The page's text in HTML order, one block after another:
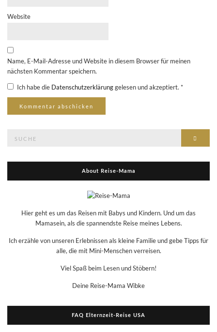
Website
Name, E-Mail-Adresse und Website in diesem Browser für meinen
nächsten Kommentar speichern.
Ich habe die Datenschutzerklärunggelesen und akzeptiert. *
About Reise-Mama
Hier geht es um das Reisen mit Babys und Kindern. Und um das
Mamasein, als die spannendste Reise meines Lebens.
Ich erzähle von unseren Erlebnissen als kleine Familie und gebe Tipps für
alle, die mit Mini-Menschen verreisen.
Viel Spaß beim Lesen und Stöbern!
Deine Reise-Mama Wibke
FAQ Elternzeit-Reise USA